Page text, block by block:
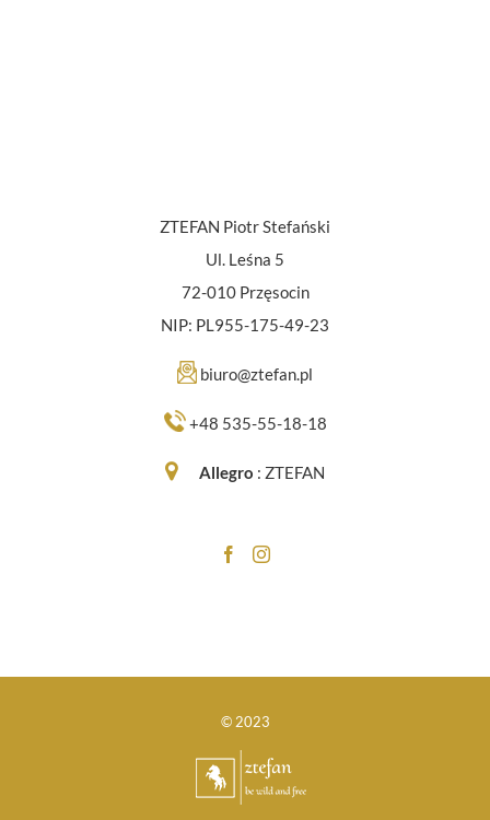
ZTEFAN Piotr Stefański
Ul. Leśna 5
72-010 Przęsocin
NIP: PL955-175-49-23
biuro@ztefan.pl
+48 535-55-18-18
Allegro : ZTEFAN
© 2023